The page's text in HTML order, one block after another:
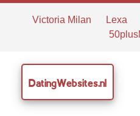
Victoria Milan Lexa
DatingWebsites.nl